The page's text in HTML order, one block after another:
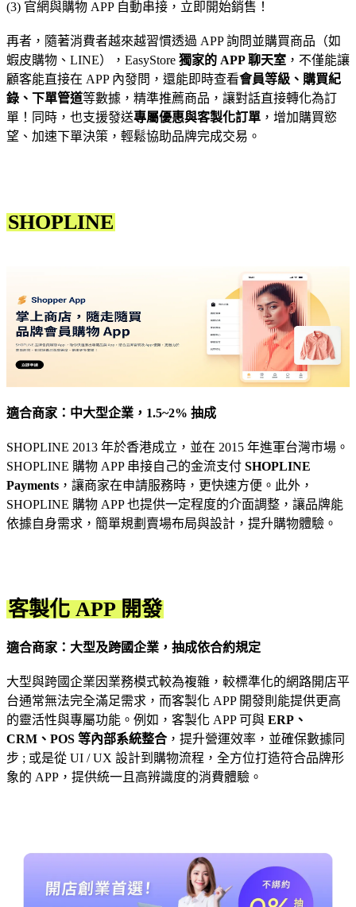
(3) 官網與購物 APP 自動串接，立即開始銷售！
再者，隨著消費者越來越習慣透過 APP 詢問並購買商品（如
蝦皮購物、LINE），EasyStore 獨家的 APP 聊天室 ，不僅能讓
顧客能直接在 APP 內發問，還能即時查看會員等級、購買紀
錄、下單管道等數據，精準推薦商品，讓對話直接轉化為訂
單！同時，也支援發送專屬優惠與客製化訂單 ，增加購買慾
望、加速下單決策，輕鬆協助品牌完成交易。
SHOPLINE
適合商家：中大型企業，1.5~2% 抽成
SHOPLINE 2013 年於香港成立，並在 2015 年進軍台灣市場。
SHOPLINE 購物 APP 串接自己的金流支付 SHOPLINE
Payments ，讓商家在申請服務時，更快速方便。此外，
SHOPLINE 購物 APP 也提供一定程度的介面調整，讓品牌能
依據自身需求，簡單規劃賣場布局與設計，提升購物體驗。
客製化 APP 開發
適合商家：大型及跨國企業，抽成依合約規定
大型與跨國企業因業務模式較為複雜，較標準化的網路開店平
台通常無法完全滿足需求，而客製化 APP 開發則能提供更高
的靈活性與專屬功能。例如，客製化 APP 可與 ERP、
CRM、POS 等內部系統整合 ，提升營運效率，並確保數據同
步 ; 或是從 UI / UX 設計到購物流程，全方位打造符合品牌形
象的 APP，提供統一且高辨識度的消費體驗。